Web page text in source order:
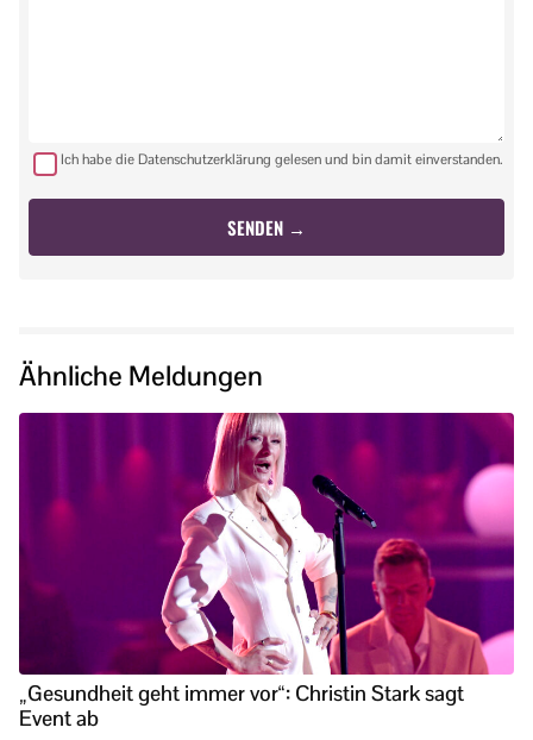
Ich habe die Datenschutzerklärung gelesen und bin damit einverstanden.
Ähnliche Meldungen
„Gesundheit geht immer vor“: Christin Stark sagt
Event ab